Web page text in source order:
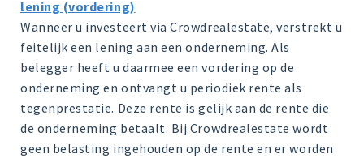
lening (vordering)
Wanneer u investeert via Crowdrealestate, verstrekt u
feitelijk een lening aan een onderneming. Als
belegger heeft u daarmee een vordering op de
onderneming en ontvangt u periodiek rente als
tegenprestatie. Deze rente is gelijk aan de rente die
de onderneming betaalt. Bij Crowdrealestate wordt
geen belasting ingehouden op de rente en er worden